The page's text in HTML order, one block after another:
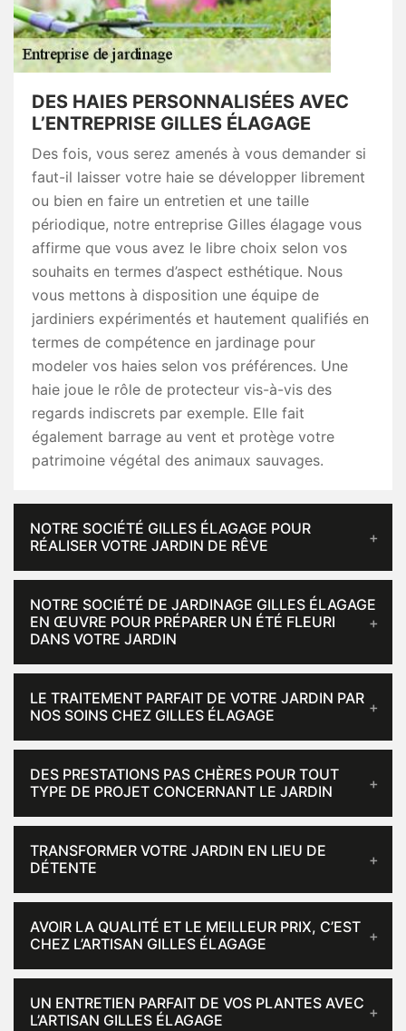
DES HAIES PERSONNALISÉES AVEC
L’ENTREPRISE GILLES ÉLAGAGE
Des fois, vous serez amenés à vous demander si
faut-il laisser votre haie se développer librement
ou bien en faire un entretien et une taille
périodique, notre entreprise Gilles élagage vous
affirme que vous avez le libre choix selon vos
souhaits en termes d’aspect esthétique. Nous
vous mettons à disposition une équipe de
jardiniers expérimentés et hautement qualifiés en
termes de compétence en jardinage pour
modeler vos haies selon vos préférences. Une
haie joue le rôle de protecteur vis-à-vis des
regards indiscrets par exemple. Elle fait
également barrage au vent et protège votre
patrimoine végétal des animaux sauvages.
NOTRE SOCIÉTÉ GILLES ÉLAGAGE POUR
RÉALISER VOTRE JARDIN DE RÊVE
NOTRE SOCIÉTÉ DE JARDINAGE GILLES ÉLAGAGE
EN ŒUVRE POUR PRÉPARER UN ÉTÉ FLEURI
DANS VOTRE JARDIN
LE TRAITEMENT PARFAIT DE VOTRE JARDIN PAR
NOS SOINS CHEZ GILLES ÉLAGAGE
DES PRESTATIONS PAS CHÈRES POUR TOUT
TYPE DE PROJET CONCERNANT LE JARDIN
TRANSFORMER VOTRE JARDIN EN LIEU DE
DÉTENTE
AVOIR LA QUALITÉ ET LE MEILLEUR PRIX, C’EST
CHEZ L’ARTISAN GILLES ÉLAGAGE
UN ENTRETIEN PARFAIT DE VOS PLANTES AVEC
L’ARTISAN GILLES ÉLAGAGE